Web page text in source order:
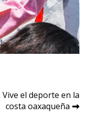
Vive el deporte en la
costa oaxaqueña